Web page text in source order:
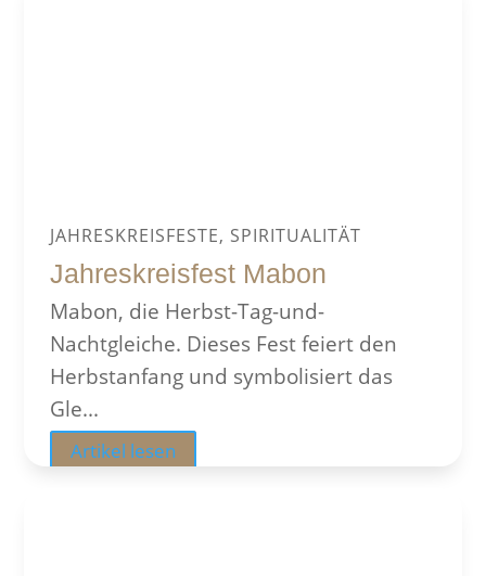
JAHRESKREISFESTE, SPIRITUALITÄT
Jahreskreisfest Mabon
Mabon, die Herbst-Tag-und-
Nachtgleiche. Dieses Fest feiert den
Herbstanfang und symbolisiert das
Gle...
Artikel lesen